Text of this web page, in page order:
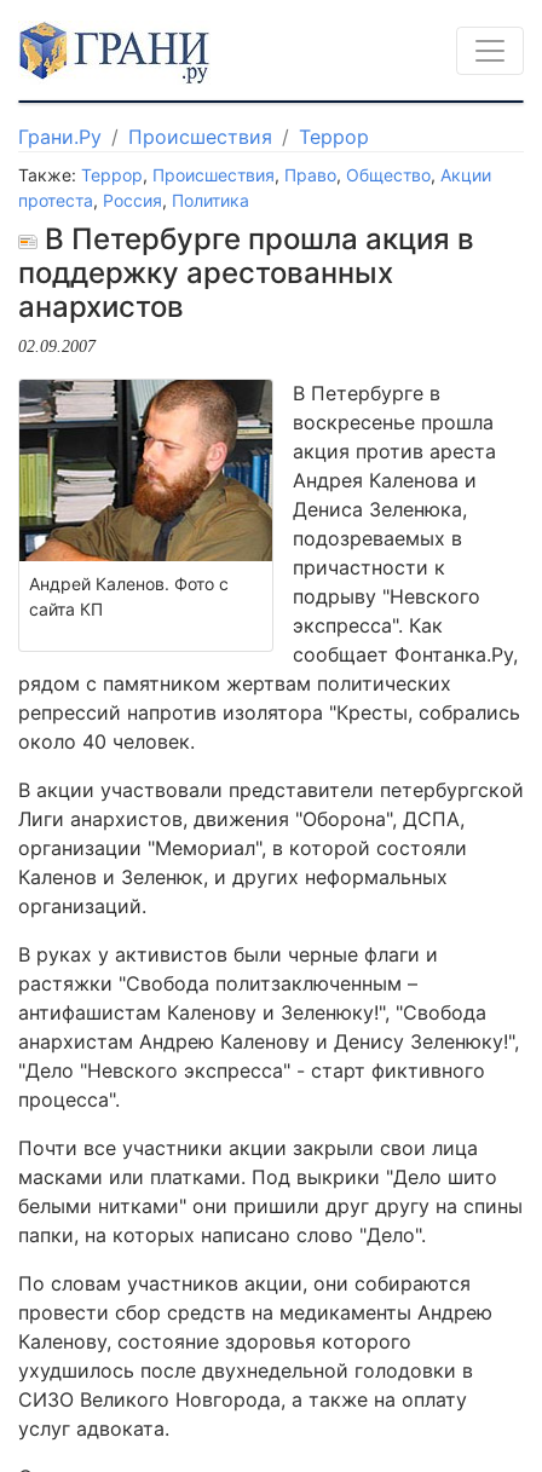
Грани.Ру Происшествия Террор
Также: Террор, Происшествия, Право, Общество, Акции
протеста, Россия, Политика
В Петербурге прошла акция в
поддержку арестованных
анархистов
02.09.2007
Андрей Каленов. Фото с
сайта КП
В Петербурге в
воскресенье прошла
акция против ареста
Андрея Каленова и
Дениса Зеленюка,
подозреваемых в
причастности к
подрыву "Невского
экспресса". Как
сообщает Фонтанка.Ру,
рядом с памятником жертвам политических
репрессий напротив изолятора "Кресты, собрались
около 40 человек.
В акции участвовали представители петербургской
Лиги анархистов, движения "Оборона", ДСПА,
организации "Мемориал", в которой состояли
Каленов и Зеленюк, и других неформальных
организаций.
В руках у активистов были черные флаги и
растяжки "Свобода политзаключенным –
антифашистам Каленову и Зеленюку!", "Свобода
анархистам Андрею Каленову и Денису Зеленюку!",
"Дело "Невского экспресса" - старт фиктивного
процесса".
Почти все участники акции закрыли свои лица
масками или платками. Под выкрики "Дело шито
белыми нитками" они пришили друг другу на спины
папки, на которых написано слово "Дело".
По словам участников акции, они собираются
провести сбор средств на медикаменты Андрею
Каленову, состояние здоровья которого
ухудшилось после двухнедельной голодовки в
СИЗО Великого Новгорода, а также на оплату
услуг адвоката.